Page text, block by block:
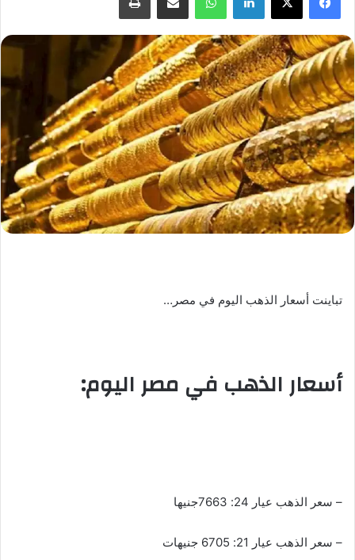
تباينت أسعار الذهب اليوم في مصر…
أسعار الذهب في مصر اليوم:
– سعر الذهب عيار 24: 7663جنيها
– سعر الذهب عيار 21: 6705 جنيهات